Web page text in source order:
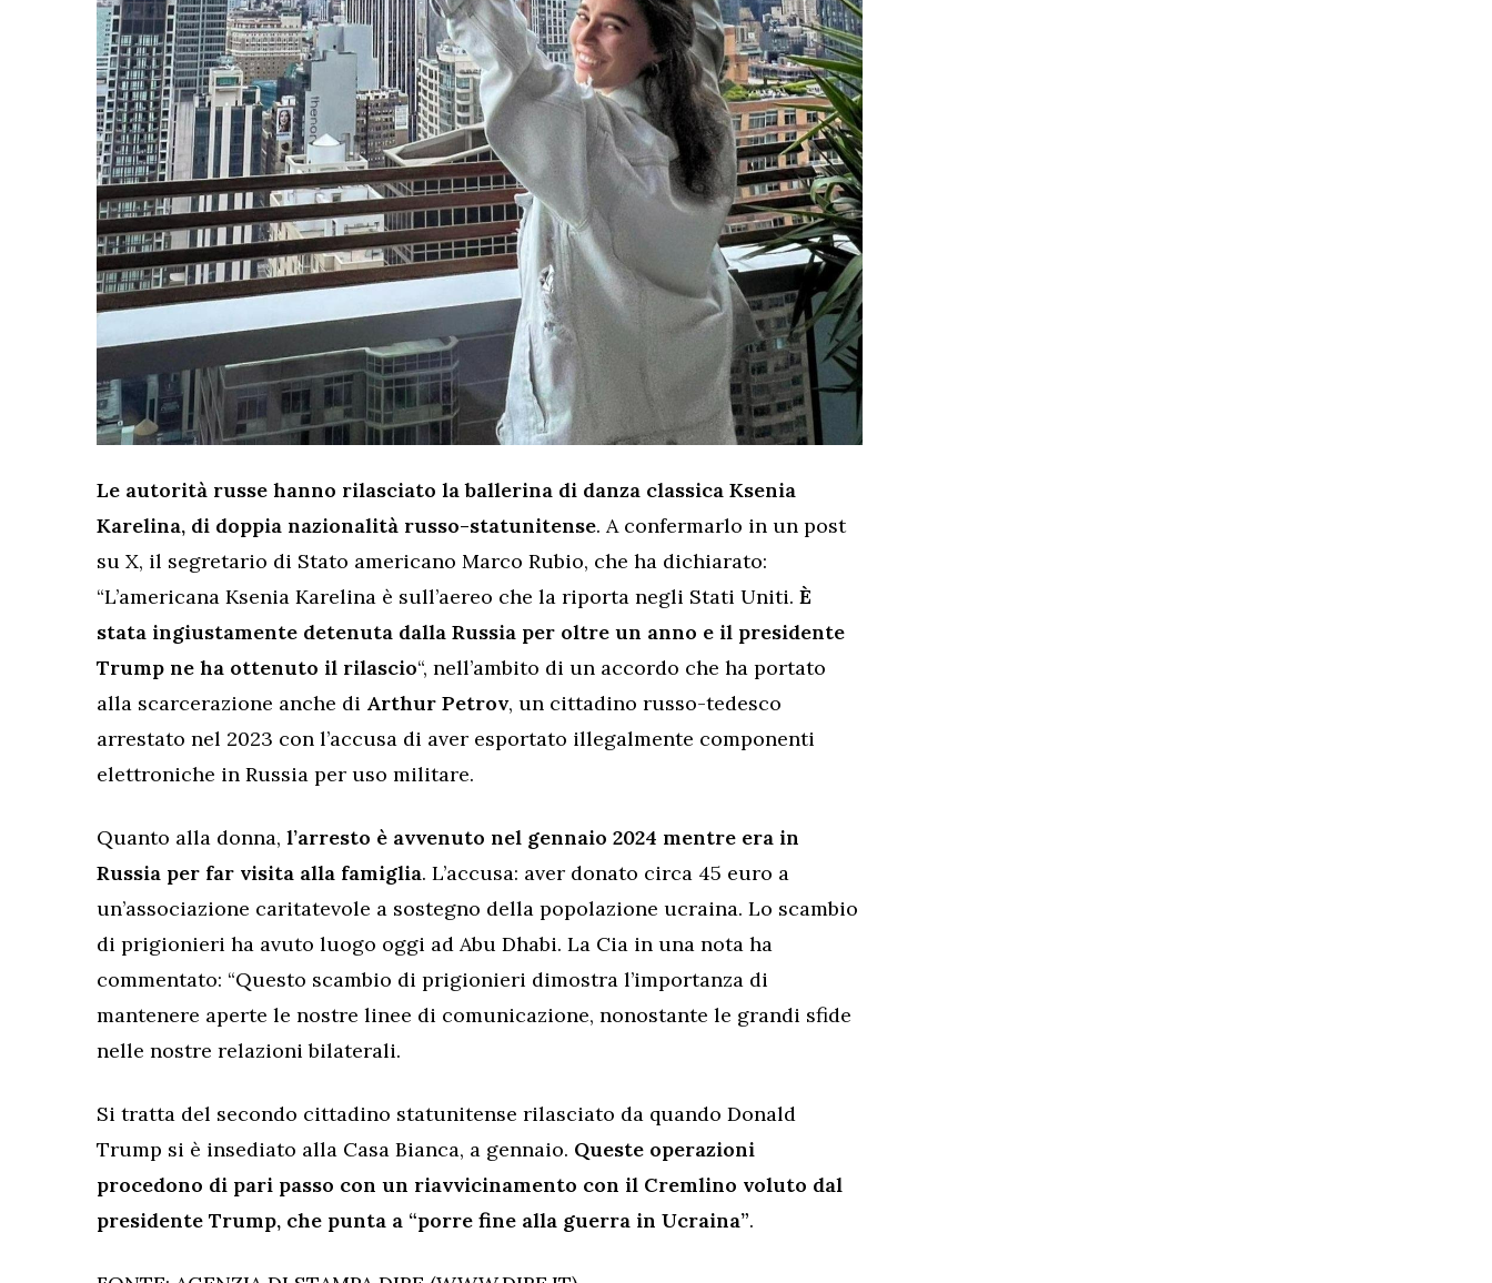
Le autorità russe hanno rilasciato la ballerina di danza classica Ksenia
Karelina, di doppia nazionalità russo-statunitense. A confermarlo in un post
su X, il segretario di Stato americano Marco Rubio, che ha dichiarato:
“L’americana Ksenia Karelina è sull’aereo che la riporta negli Stati Uniti. È
stata ingiustamente detenuta dalla Russia per oltre un anno e il presidente
Trump ne ha ottenuto il rilascio“, nell’ambito di un accordo che ha portato
alla scarcerazione anche di Arthur Petrov, un cittadino russo-tedesco
arrestato nel 2023 con l’accusa di aver esportato illegalmente componenti
elettroniche in Russia per uso militare.
Quanto alla donna, l’arresto è avvenuto nel gennaio 2024 mentre era in
Russia per far visita alla famiglia. L’accusa: aver donato circa 45 euro a
un’associazione caritatevole a sostegno della popolazione ucraina. Lo scambio
di prigionieri ha avuto luogo oggi ad Abu Dhabi. La Cia in una nota ha
commentato: “Questo scambio di prigionieri dimostra l’importanza di
mantenere aperte le nostre linee di comunicazione, nonostante le grandi sfide
nelle nostre relazioni bilaterali.
Si tratta del secondo cittadino statunitense rilasciato da quando Donald
Trump si è insediato alla Casa Bianca, a gennaio. Queste operazioni
procedono di pari passo con un riavvicinamento con il Cremlino voluto dal
presidente Trump, che punta a “porre fine alla guerra in Ucraina”.